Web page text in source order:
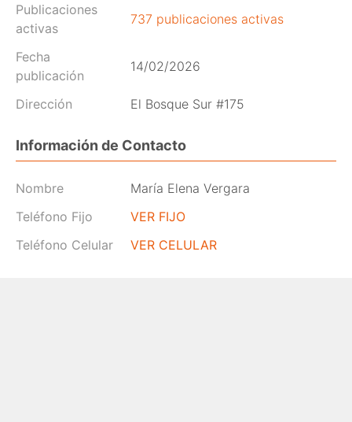
Publicaciones
activas
737 publicaciones activas
Fecha
publicación
14/02/2026
Dirección El Bosque Sur #175
Información de Contacto
Nombre
María Elena Vergara
Teléfono Fijo
VER FIJO
Teléfono Celular
VER CELULAR